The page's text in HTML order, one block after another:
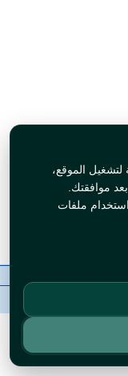
الموقع،
موافقتك.
ملفات